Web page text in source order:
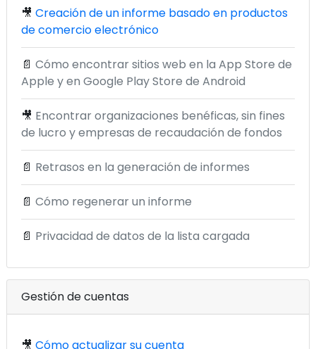
🎥 Creación de un informe basado en productos
de comercio electrónico
📄 Cómo encontrar sitios web en la App Store de
Apple y en Google Play Store de Android
🎥 Encontrar organizaciones benéficas, sin fines
de lucro y empresas de recaudación de fondos
📄 Retrasos en la generación de informes
📄 Cómo regenerar un informe
📄 Privacidad de datos de la lista cargada
Gestión de cuentas
🎥 Cómo actualizar su cuenta